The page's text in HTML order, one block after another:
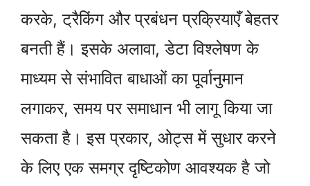
करके, ट्रैकिंग और प्रबंधन प्रक्रियाएँ बेहतर
बनती हैं। इसके अलावा, डेटा विश्लेषण के
माध्यम से संभावित बाधाओं का पूर्वानुमान
लगाकर, समय पर समाधान भी लागू किया जा
सकता है। इस प्रकार, ओट्स में सुधार करने
के लिए एक समग्र दृष्टिकोण आवश्यक है जो